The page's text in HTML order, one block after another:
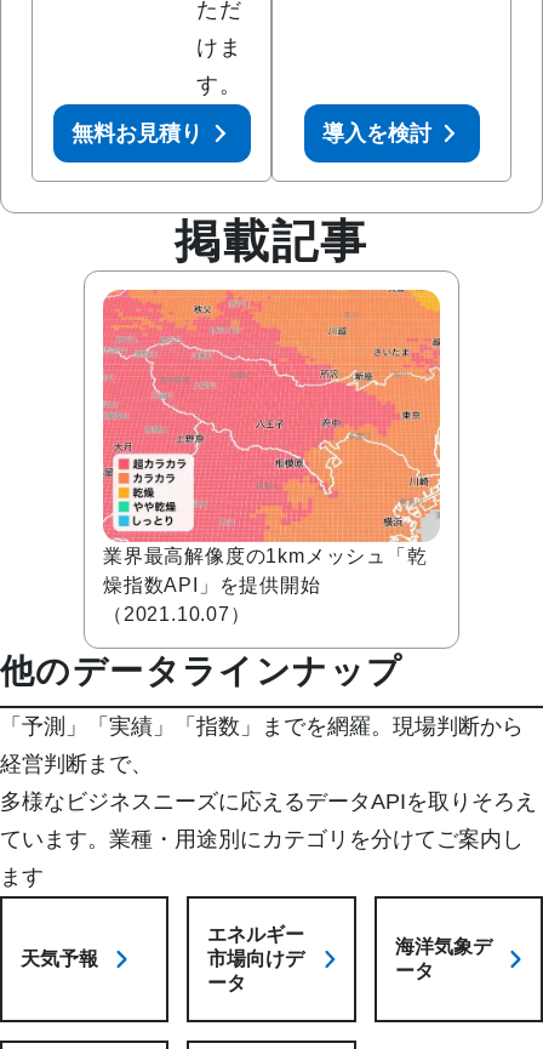
ただ
けま
す。
無料お見積り
導入を検討
掲載記事
業界最高解像度の1kmメッシュ「乾
燥指数API」を提供開始
（2021.10.07）
他のデータラインナップ
「予測」「実績」「指数」までを網羅。現場判断から
経営判断まで、
多様なビジネスニーズに応えるデータAPIを取りそろえ
ています。業種・用途別にカテゴリを分けてご案内し
ます
天気予報
エネルギー
市場向けデ
ータ
海洋気象デ
ータ